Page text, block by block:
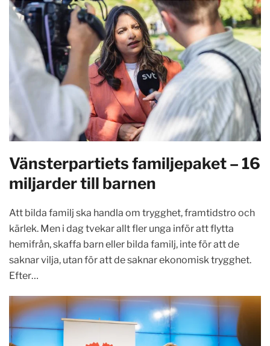
Vänsterpartiets familjepaket – 16
miljarder till barnen
Att bilda familj ska handla om trygghet, framtidstro och
kärlek. Men i dag tvekar allt fler unga inför att flytta
hemifrån, skaffa barn eller bilda familj, inte för att de
saknar vilja, utan för att de saknar ekonomisk trygghet.
Efter…